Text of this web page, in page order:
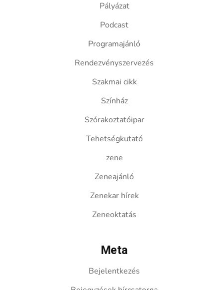
Pályázat
Podcast
Programajánló
Rendezvényszervezés
Szakmai cikk
Színház
Szórakoztatóipar
Tehetségkutató
zene
Zeneajánló
Zenekar hírek
Zeneoktatás
Meta
Bejelentkezés